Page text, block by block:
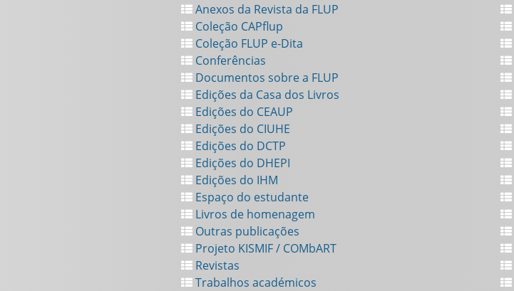
Anexos da Revista da FLUP
Coleção CAPflup
Coleção FLUP e-Dita
Conferências
Documentos sobre a FLUP
Edições da Casa dos Livros
Edições do CEAUP
Edições do CIUHE
Edições do DCTP
Edições do DHEPI
Edições do IHM
Espaço do estudante
Livros de homenagem
Outras publicações
Projeto KISMIF / COMbART
Revistas
Trabalhos académicos